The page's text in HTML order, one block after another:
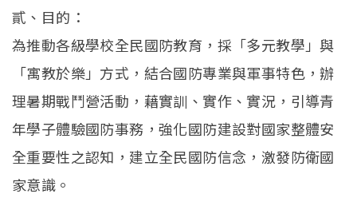
貳、目的：
為推動各級學校全民國防教育，採「多元教學」與
「寓教於樂」方式，結合國防專業與軍事特色，辦
理暑期戰鬥營活動，藉實訓、實作、實況，引導青
年學子體驗國防事務，強化國防建設對國家整體安
全重要性之認知，建立全民國防信念，激發防衛國
家意識。